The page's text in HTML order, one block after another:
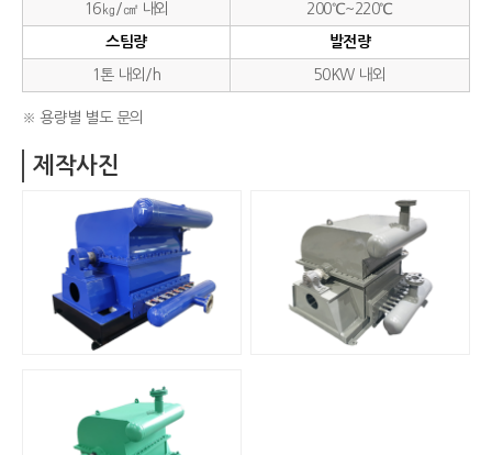
16㎏/㎠ 내외 200℃~220℃
스팀량 발전량
1톤 내외/h 50KW 내외
※ 용량별 별도 문의
제작사진